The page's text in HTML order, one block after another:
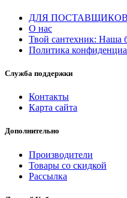
ДЛЯ
О нас
Твой сантехник: Наша
Политика
Служба поддержки
Контакты
Карта сайта
Дополнительно
Производители
Товары со скидкой
Рассылка